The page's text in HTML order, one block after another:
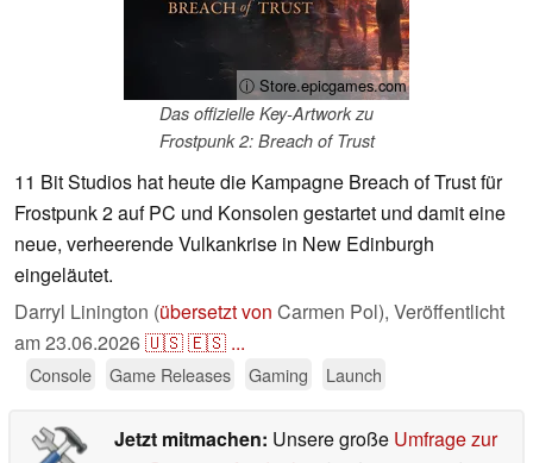
ⓘ Store.epicgames.com
Das offizielle Key‑Artwork zu
Frostpunk 2: Breach of Trust
11 Bit Studios hat heute die Kampagne Breach of Trust für
Frostpunk 2 auf PC und Konsolen gestartet und damit eine
neue, verheerende Vulkankrise in New Edinburgh
eingeläutet.
Darryl Linington (übersetzt von Carmen Pol), Veröffentlicht
am23.06.2026🇺🇸🇪🇸 ...
Console Game Releases Gaming Launch
Jetzt mitmachen: Unsere große Umfrage zur